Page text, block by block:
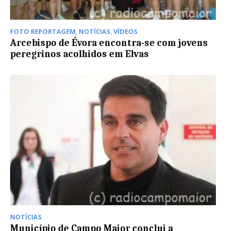
FOTO REPORTAGEM, NOTÍCIAS,VÍDEOS
Arcebispo de Évora encontra-se com jovens
peregrinos acolhidos em Elvas
NOTÍCIAS
Município de Campo Maior conclui a